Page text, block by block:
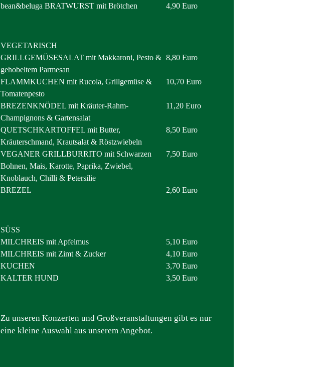
bean&beluga BRATWURST mit Brötchen 4,90 Euro
VEGETARISCH
GRILLGEMÜSESALAT mit Makkaroni, Pesto &
gehobeltem Parmesan
8,80 Euro
FLAMMKUCHEN mit Rucola, Grillgemüse &
Tomatenpesto
10,70 Euro
BREZENKNÖDEL mit Kräuter-Rahm-
Champignons & Gartensalat
11,20 Euro
QUETSCHKARTOFFEL mit Butter,
Kräuterschmand, Krautsalat & Röstzwiebeln
8,50 Euro
VEGANER GRILLBURRITO mit Schwarzen
Bohnen, Mais, Karotte, Paprika, Zwiebel,
Knoblauch, Chilli & Petersilie
7,50 Euro
BREZEL 2,60 Euro
SÜSS
MILCHREIS mit Apfelmus
5,10 Euro
MILCHREIS mit Zimt & Zucker
4,10 Euro
KUCHEN
3,70 Euro
KALTER HUND
3,50 Euro
Zu unseren Konzerten und Großveranstaltungen gibt es nur
eine kleine Auswahl aus unserem Angebot.